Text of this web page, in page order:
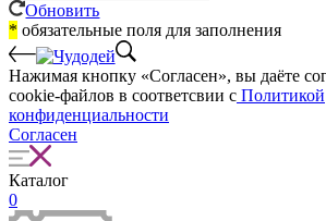
Обновить
* обязательные поля для заполнения
Нажимая кнопку «Согласен», вы даёте
cookie-файлов в соответсвии с Политикой
конфиденциальности
Согласен
Каталог
0